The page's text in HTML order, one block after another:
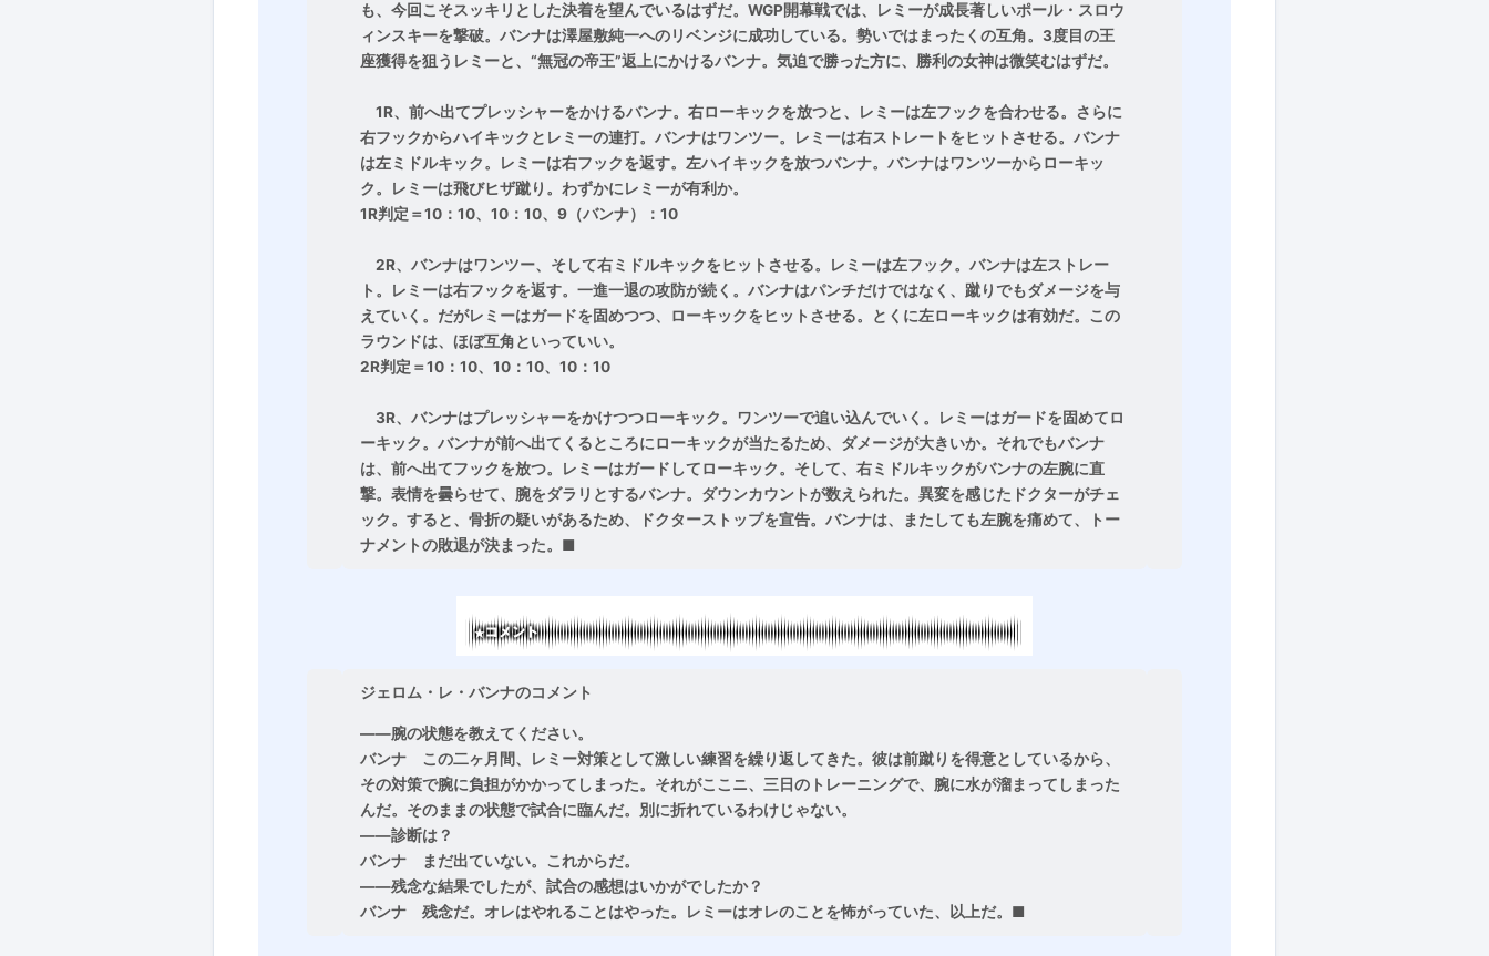
も、今回こそスッキリとした決着を望んでいるはずだ。WGP開幕戦では、レミーが成長著しいポール・スロウ
ィンスキーを撃破。バンナは澤屋敷純一へのリベンジに成功している。勢いではまったくの互角。3度目の王
座獲得を狙うレミーと、“無冠の帝王”返上にかけるバンナ。気迫で勝った方に、勝利の女神は微笑むはずだ。
1R、前へ出てプレッシャーをかけるバンナ。右ローキックを放つと、レミーは左フックを合わせる。さらに
右フックからハイキックとレミーの連打。バンナはワンツー。レミーは右ストレートをヒットさせる。バンナ
は左ミドルキック。レミーは右フックを返す。左ハイキックを放つバンナ。バンナはワンツーからローキッ
ク。レミーは飛びヒザ蹴り。わずかにレミーが有利か。
1R判定＝10：10、10：10、9（バンナ）：10
2R、バンナはワンツー、そして右ミドルキックをヒットさせる。レミーは左フック。バンナは左ストレー
ト。レミーは右フックを返す。一進一退の攻防が続く。バンナはパンチだけではなく、蹴りでもダメージを与
えていく。だがレミーはガードを固めつつ、ローキックをヒットさせる。とくに左ローキックは有効だ。この
ラウンドは、ほぼ互角といっていい。
2R判定＝10：10、10：10、10：10
3R、バンナはプレッシャーをかけつつローキック。ワンツーで追い込んでいく。レミーはガードを固めてロ
ーキック。バンナが前へ出てくるところにローキックが当たるため、ダメージが大きいか。それでもバンナ
は、前へ出てフックを放つ。レミーはガードしてローキック。そして、右ミドルキックがバンナの左腕に直
撃。表情を曇らせて、腕をダラリとするバンナ。ダウンカウントが数えられた。異変を感じたドクターがチェ
ック。すると、骨折の疑いがあるため、ドクターストップを宣告。バンナは、またしても左腕を痛めて、トー
ナメントの敗退が決まった。■
ジェロム・レ・バンナのコメント
――腕の状態を教えてください。
バンナ この二ヶ月間、レミー対策として激しい練習を繰り返してきた。彼は前蹴りを得意としているから、
その対策で腕に負担がかかってしまった。それがここニ、三日のトレーニングで、腕に水が溜まってしまった
んだ。そのままの状態で試合に臨んだ。別に折れているわけじゃない。
――診断は？
バンナ
まだ出ていない。これからだ。
――残念な結果でしたが、試合の感想はいかがでしたか？
バンナ 残念だ。オレはやれることはやった。レミーはオレのことを怖がっていた、以上だ。■